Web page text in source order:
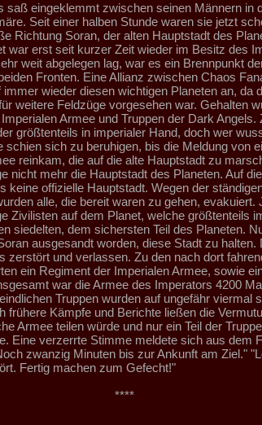
saß eingeklemmt zwischen seinen Männern in
Seit einer halben Stunde waren sie jetzt
Richtung Soran, der alten Hauptstadt des
war erst seit kurzer Zeit wieder im Besitz des
weit abgelegen lag, war es ein Brennpunkt
Fronten. Eine Allianz zwischen Chaos
immer wieder diesen wichtigen Planeten an, da
weitere Feldzüge vorgesehen war. Gehalten
Armee und Truppen der Dark Angels.
größtenteils in imperialer Hand, doch wer
schien sich zu beruhigen, bis die Meldung von
reinkam, die auf die alte Hauptstadt zu
nicht mehr die Hauptstadt des Planeten. Auf
keine offizielle Hauptstadt. Wegen der
alle, die bereit waren zu gehen, evakuiert.
Zivilisten auf dem Planet, welche größtenteils
siedelten, dem sichersten Teil des Planeten.
ausgesandt worden, diese Stadt zu halten.
zerstört und verlassen. Zu den nach dort
ein Regiment der Imperialen Armee, sowie
war die Armee des Imperators 4200
Truppen wurden auf ungefähr viermal
frühere Kämpfe und Berichte ließen die
Armee teilen würde und nur ein Teil der
Eine verzerrte Stimme meldete sich aus dem
zwanzig Minuten bis zur Ankunft am Ziel."
Fertig machen zum Gefecht!"
****